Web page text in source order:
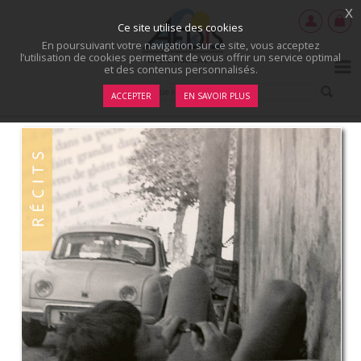
Ce site utilise des cookies
En poursuivant votre navigation sur ce site, vous acceptez
l’utilisation de cookies permettant de vous offrir un service optimal
et des contenus personnalisés.
ACCEPTER EN SAVOIR PLUS
x